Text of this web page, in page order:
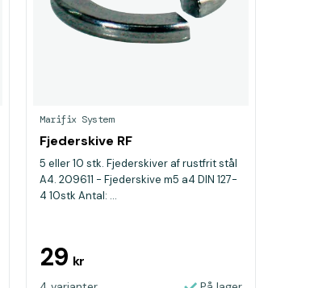
Marifix System
Fjederskive RF
5 eller 10 stk. Fjederskiver af rustfrit stål
A4. 209611 - Fjederskive m5 a4 DIN 127-
4 10stk Antal: ...
29 kr